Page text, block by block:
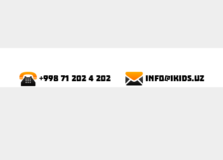
+998 71 202 4 202 info@ikids.uz